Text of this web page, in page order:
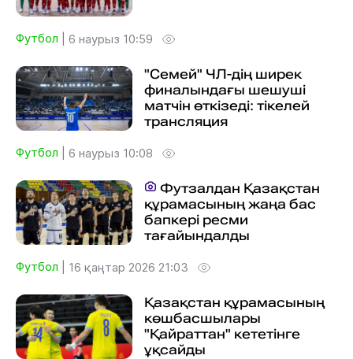
Футбол 6 наурыз 10:59
"Семей" ЧЛ-дің ширек
финалындағы шешуші
матчін өткізеді: тікелей
трансляция
Футбол 6 наурыз 10:08
құрамасының жаңа бас
бапкері ресми
тағайындалды
Футбол 16 қаңтар 2026 21:03
Қазақстан құрамасының
көшбасшылары
"Қайраттан" кететінге
ұқсайды